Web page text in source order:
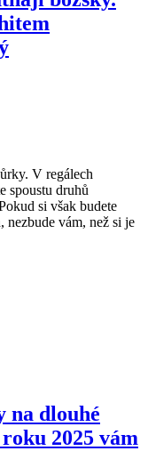
V regálech
spoustu druhů
si však budete
nezbude vám, než si je
na dlouhé
2025 vám